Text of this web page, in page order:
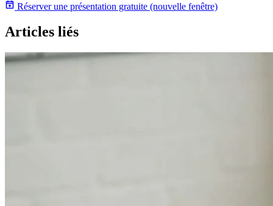
Réserver une présentation gratuite (nouvelle fenêtre)
Articles liés